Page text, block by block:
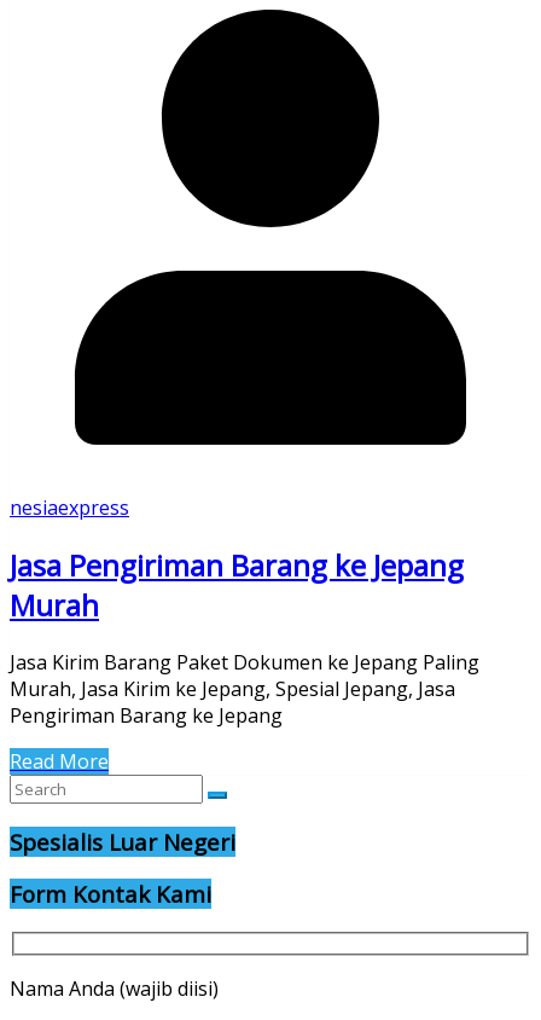
nesiaexpress
Jasa Pengiriman Barang ke Jepang
Murah
Jasa Kirim Barang Paket Dokumen ke Jepang Paling
Murah, Jasa Kirim ke Jepang, Spesial Jepang, Jasa
Pengiriman Barang ke Jepang
Read More
Spesialis Luar Negeri
Form Kontak Kami
Nama Anda (wajib diisi)